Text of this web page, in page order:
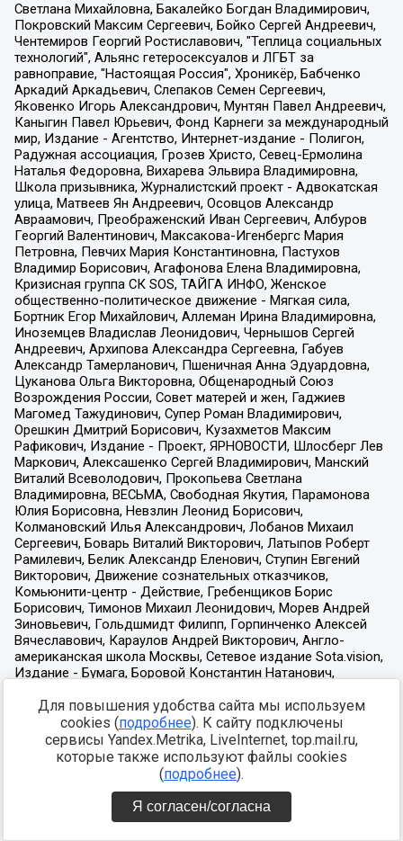
Для повышения удобства сайта мы используем
cookies (подробнее). К сайту подключены
сервисы Yandex.Metrika, LiveInternet, top.mail.ru,
которые также используют файлы cookies
(подробнее).
Я согласен/согласна